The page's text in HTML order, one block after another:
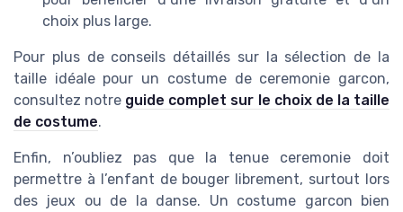
choix plus large.
Pour plus de conseils détaillés sur la sélection de la
taille idéale pour un costume de ceremonie garcon,
consultez notre guide complet sur le choix de la taille
de costume.
Enfin, n’oubliez pas que la tenue ceremonie doit
permettre à l’enfant de bouger librement, surtout lors
des jeux ou de la danse. Un costume garcon bien